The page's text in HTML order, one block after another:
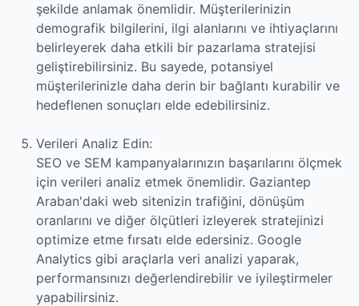
şekilde anlamak önemlidir. Müşterilerinizin
demografik bilgilerini, ilgi alanlarını ve ihtiyaçlarını
belirleyerek daha etkili bir pazarlama stratejisi
geliştirebilirsiniz. Bu sayede, potansiyel
müşterilerinizle daha derin bir bağlantı kurabilir ve
hedeflenen sonuçları elde edebilirsiniz.
Verileri Analiz Edin:
SEO ve SEM kampanyalarınızın başarılarını ölçmek
için verileri analiz etmek önemlidir. Gaziantep
Araban'daki web sitenizin trafiğini, dönüşüm
oranlarını ve diğer ölçütleri izleyerek stratejinizi
optimize etme fırsatı elde edersiniz. Google
Analytics gibi araçlarla veri analizi yaparak,
performansınızı değerlendirebilir ve iyileştirmeler
yapabilirsiniz.